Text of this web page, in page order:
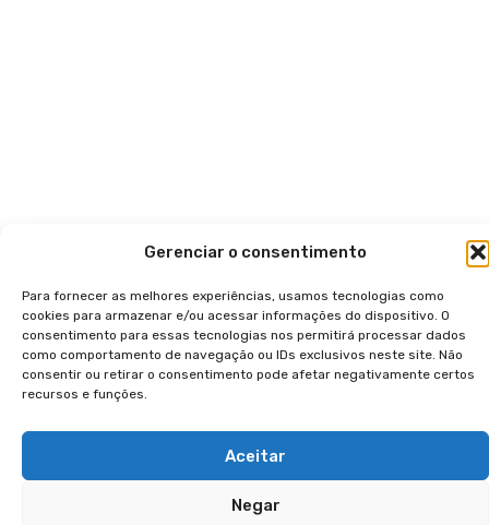
Gerenciar o consentimento
Para fornecer as melhores experiências, usamos tecnologias como
cookies para armazenar e/ou acessar informações do dispositivo. O
consentimento para essas tecnologias nos permitirá processar dados
como comportamento de navegação ou IDs exclusivos neste site. Não
consentir ou retirar o consentimento pode afetar negativamente certos
recursos e funções.
Aceitar
Negar